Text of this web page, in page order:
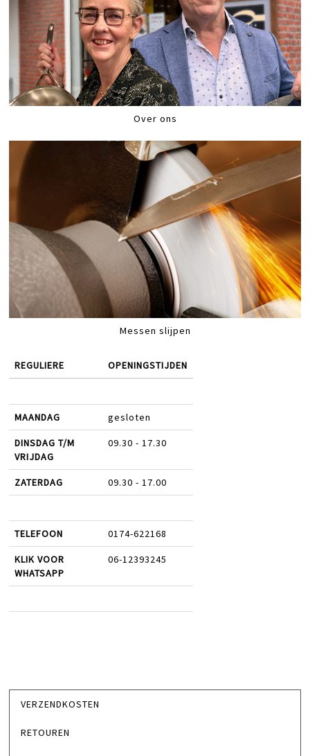
Over ons
Messen slijpen
REGULIERE OPENINGSTIJDEN
MAANDAG gesloten
DINSDAG T/M
VRIJDAG
09.30 - 17.30
ZATERDAG 09.30 - 17.00
TELEFOON 0174-622168
KLIK VOOR
WHATSAPP
06-12393245
VERZENDKOSTEN
RETOUREN